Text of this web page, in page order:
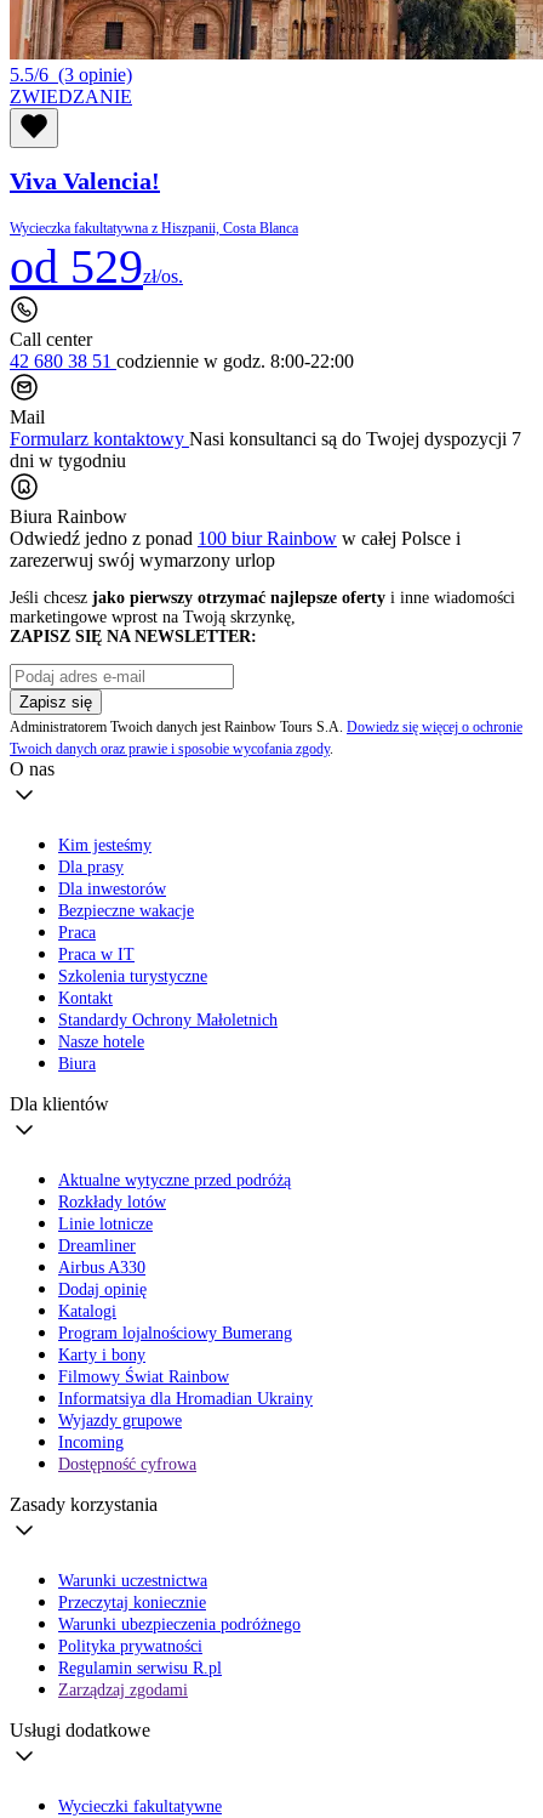
5.5/6 (3 opinie)
ZWIEDZANIE
Viva Valencia!
Wycieczka fakultatywna z Hiszpanii, Costa Blanca
od 529zł/os.
Call center
42 680 38 51 codziennie w godz. 8:00-22:00
Mail
Formularz kontaktowy Nasi konsultanci są do Twojej dyspozycji 7
dni w tygodniu
Biura Rainbow
Odwiedź jedno z ponad 100 biur Rainbow w całej Polsce i
zarezerwuj swój wymarzony urlop
Jeśli chcesz jako pierwszy otrzymać najlepsze oferty i inne wiadomości
marketingowe wprost na Twoją skrzynkę,
ZAPISZ SIĘ NA NEWSLETTER:
Zapisz się
Administratorem Twoich danych jest Rainbow Tours S.A. Dowiedz się więcej o ochronie
Twoich danych oraz prawie i sposobie wycofania zgody.
O nas
Kim jesteśmy
Dla prasy
Dla inwestorów
Bezpieczne wakacje
Praca
Praca w IT
Szkolenia turystyczne
Kontakt
Standardy Ochrony Małoletnich
Nasze hotele
Biura
Dla klientów
Aktualne wytyczne przed podróżą
Rozkłady lotów
Linie lotnicze
Dreamliner
Airbus A330
Dodaj opinię
Katalogi
Program lojalnościowy Bumerang
Karty i bony
Filmowy Świat Rainbow
Informatsiya dla Hromadian Ukrainy
Wyjazdy grupowe
Incoming
Dostępność cyfrowa
Zasady korzystania
Warunki uczestnictwa
Przeczytaj koniecznie
Warunki ubezpieczenia podróżnego
Polityka prywatności
Regulamin serwisu R.pl
Zarządzaj zgodami
Usługi dodatkowe
Wycieczki fakultatywne